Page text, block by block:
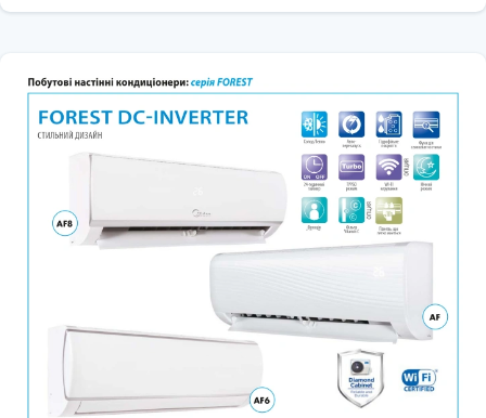
інструкції користувача.
Дизайнери Midea не забули і про зовнішній вигляд корпусу
зовнішнього блоку кондиціонера, що саме собою рідкість для
кліматичної техніки. Зовнішній блок набагато витонченіший за
своїх побратимів, має грані, як у діаманта, а увага до деталей
говорить про високий рівень виробництва та ретельно продуману
Нічний режим (режим сну) забезпечує умови для спокійного сну
та комфортного пробудження. Режим триває протягом 7-ми
годинного циклу, при цьому зменшується швидкість вентилятора,
тим самим знижуючи рівень шуму, а також автоматично через
задані проміжки, змінюючи задані з пульта температурні
кілька градусів, а в режимі обігріву опускається). По закінченні
режиму (через 7 годин) установки температури повертаються до
заданого значення.
У разі виявлення витоку холодоагенту на дисплеї внутрішнього
блоку з'явиться код помилки «ЕС». Ця функція допоможе
захистити компресор від поломки при підвищенні температури
внаслідок витоку холодоагенту.